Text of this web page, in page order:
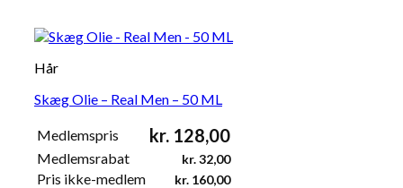
Hår
Skæg Olie – Real Men – 50 ML
Medlemspris kr. 128,00
Medlemsrabat kr.32,00
Pris ikke-medlem kr. 160,00